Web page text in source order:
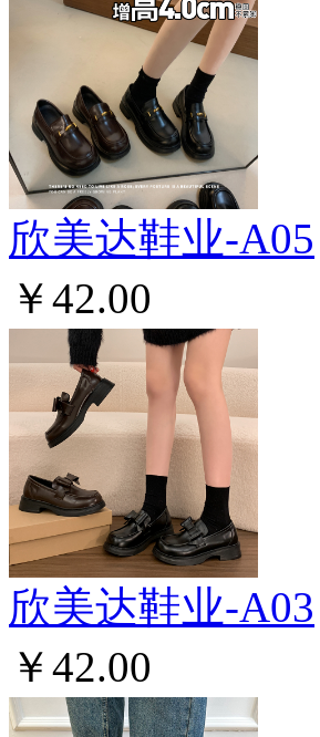
欣美达鞋业-A05
￥42.00
欣美达鞋业-A03
￥42.00